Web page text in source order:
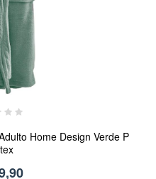
Home Design Verde P